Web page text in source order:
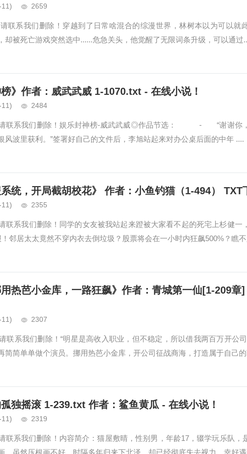
11) 2659
联系我们删除！穿越到了日常啥混合的综漫世界，林树本以为可以就
却被死亡游戏突然选中......危急关头，他觉醒了无限词条升级，可以通过
》作者：威武武威 1-1070.txt - 在线小说！
11) 2484
请联系我们删除！娱乐封神榜-威武武威◎作品节选： - “谢谢你
风波里获利。”签署好自己的文件后，李旭站起来对办公桌后面的中年 ....
统，开局截胡校花》 作者：小鱼钓猫（1-494） TXT
11) 2355
联系我们删除！同学的女友被我站起来蹬被大家看不起的死宅上杉健一
邻居太太竟然不穿内衣去倒垃圾？股票将会在一小时内狂飙500%？瞧
热芭小金库，一路狂飙》作者：青城第一仙[1-209章
11) 2307
联系我们删除！“明星是高收入职业，但不稳定，所以借我两百万开公
简简单单做个演员。挪用热芭小金库，开公司征战商海，打造属于自己
独摇滚 1-239.txt 作者：鲨鱼黄瓜 - 在线小说！
11) 2319
联系我们删除！内容简介：猫屋敷晴，性别男，年龄17，辍学玩乐队，
，虽然压根画不好…时隔多年归来下北泽，却已经彻底失去视力。幸好遇